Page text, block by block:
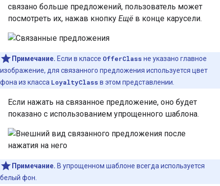
связано больше предложений, пользователь может
посмотреть их, нажав кнопку Ещё в конце карусели.
Примечание. Если в классе OfferClass не указано главное
изображение, для связанного предложения используется цвет
фона из класса LoyaltyClass в этом представлении.
Если нажать на связанное предложение, оно будет
показано с использованием упрощенного шаблона.
Примечание. В упрощенном шаблоне всегда используется
белый фон.